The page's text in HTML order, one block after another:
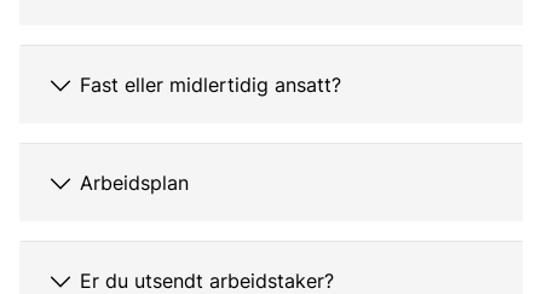
Fast eller midlertidig ansatt?
Arbeidsplan
Er du utsendt arbeidstaker?